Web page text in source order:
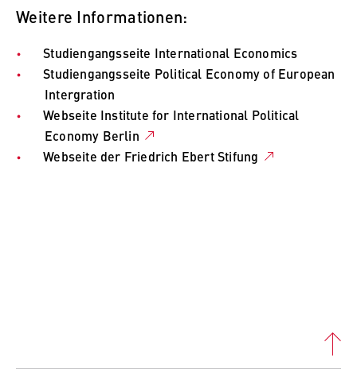
Weitere Informationen:
Studiengangsseite International Economics
Studiengangsseite Political Economy of European
Intergration
Webseite Institute for International Political
Economy Berlin
Webseite der Friedrich Ebert Stifung